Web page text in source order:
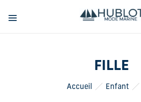
FILLE
Accueil Enfant
Panneau de gestion des cookies